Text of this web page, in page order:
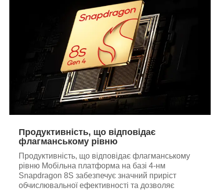
Продуктивність, що відповідає
флагманському рівню
Продуктивність, що відповідає флагманському
рівню Мобільна платформа на базі 4-нм
Snapdragon 8S забезпечує значний приріст
обчислювальної ефективності та дозволяє